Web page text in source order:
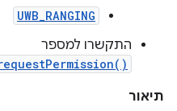
UWB_RANGING
התקשרו למספר
תיאור